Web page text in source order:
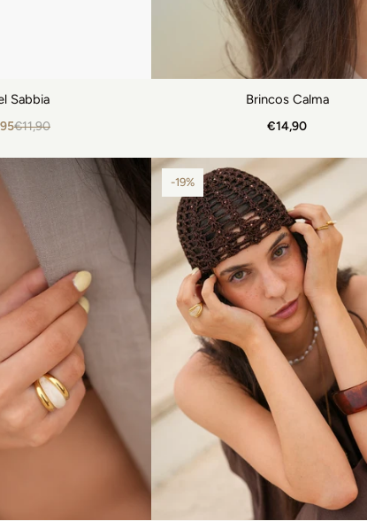
Sabbia
€11,90
Brincos Calma
€14,90
-19%